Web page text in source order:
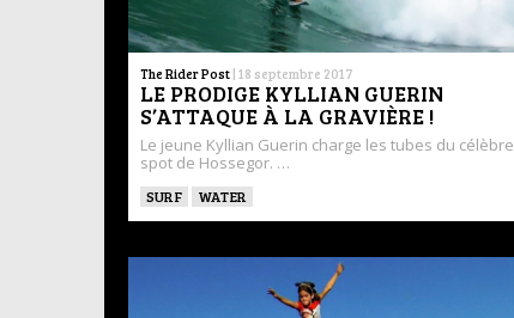
The Rider Post | 18 septembre 2017
LE PRODIGE KYLLIAN GUERIN
S’ATTAQUE À LA GRAVIÈRE !
Le jeune Kyllian Guerin charge les tubes du célèbre
spot de Hossegor. …
SURF WATER